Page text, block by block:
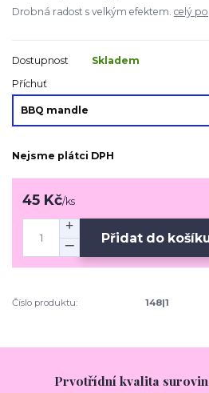
Drobná radost s velkým efektem. celý
Dostupnost
Skladem
Příchuť
Nejsme plátci DPH
45 Kč/ks
Přidat do
Číslo produktu: 148|1
Prvotřídní kvalita surovin